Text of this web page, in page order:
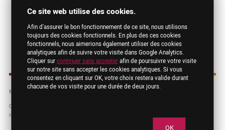
Mentions légales
Contact
Copyright © 2026 FNIB. Les dénominations, logos et autres images employés sur
ce site sont la propriété exclusive de leur propriétaire.
Ce site web utilise des cookies.
Afin d'assurer le bon fonctionnement de ce site, nous utilisons
toujours des cookies fonctionnels. En plus des ces cookies
fonctionnels, nous aimerions également utiliser des cookies
analytiques afin de suivre votre visite dans Google Analytics.
Cliquer surcontinuer sans accepterafin de poursuivre votre visite
sur notre site sans accepter les cookies analytiques. Si vous
consentez en cliquant sur OK, votre choix restera valide durant
chacune de vos visite pour une durée de deux jours.
OK